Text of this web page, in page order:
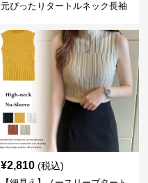
元ぴったりタートルネック長袖
¥2,810 (税込)